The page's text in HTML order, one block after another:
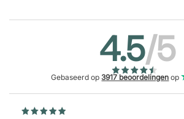
4.5/5
Gebaseerd op3917 beoordelingen op